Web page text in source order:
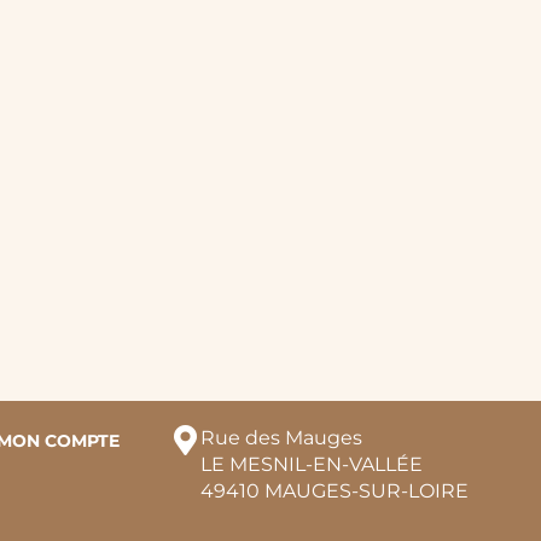
COMPTE
Rue des Mauges
LE MESNIL-EN-VALLÉE
49410 MAUGES-SUR-LOIRE